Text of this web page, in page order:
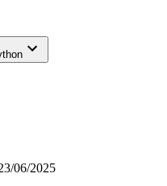
06/2025